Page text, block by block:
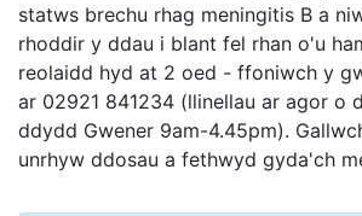
statws brechu rhag meningitis B a
rhoddir y ddau i blant fel rhan o'u
reolaidd hyd at 2 oed - ffoniwch y
ar 02921 841234 (llinellau ar agor o
ddydd Gwener 9am-4.45pm).
unrhyw ddosau a fethwyd gyda'ch